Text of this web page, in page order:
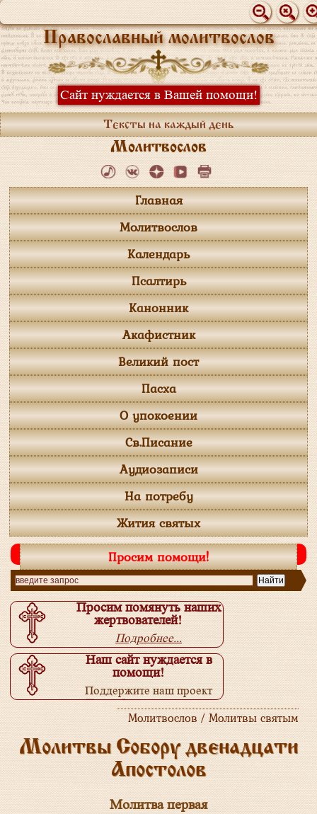
Православный молитвослов
Сайт нуждается в Вашей помощи!
Тексты на каждый день
Молитвослов
Главная
Молитвослов
Календарь
Псалтирь
Канонник
Акафистник
Великий пост
Пасха
О упокоении
Св.Писание
Аудиозаписи
На потребу
Жития святых
Просим помощи!
Просим помянуть наших
жертвователей!
Подробнее...
Наш сайт нуждается в
помощи!
Поддержите наш проект
Подробнее...
Молитвослов / Молитвы святым
Молитвы Собору двенадцати
Апостолов
Молитва первая